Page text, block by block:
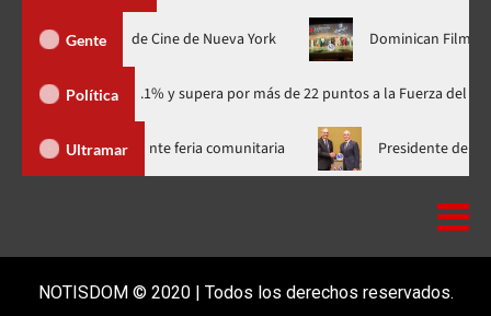
Gente
estreno mundial en el Festival de Cine de Nueva York
Política
con 41.1% y supera por más de 22 puntos a la Fuerza del Pueblo
Ultramar
de 300 familias del Bronx durante feria comunitaria
NOTISDOM © 2020 | Todos los derechos reservados.